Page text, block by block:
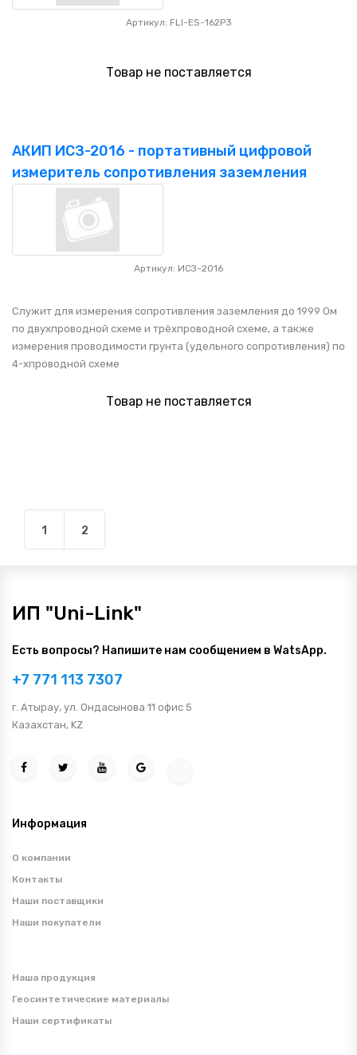
Артикул: FLI-ES-162P3
Товар не поставляется
АКИП ИСЗ-2016 - портативный цифровой
измеритель сопротивления заземления
Артикул: ИСЗ-2016
Служит для измерения сопротивления заземления до 1999 Ом
по двухпроводной схеме и трёхпроводной схеме, а также
измерения проводимости грунта (удельного сопротивления) по
4-хпроводной схеме
Товар не поставляется
1 2
ИП "Uni-Link"
Есть вопросы? Напишите нам сообщением в WatsApp.
+7 771 113 7307
г. Атырау, ул. Ондасынова 11 офис 5
Казахстан, KZ
Информация
О компании
Контакты
Наши поставщики
Наши покупатели
Наша продукция
Геосинтетические материалы
Наши сертификаты